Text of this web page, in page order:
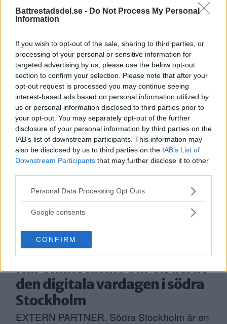
Battrestadsdel.se - Do Not Process My Personal
Information
If you wish to opt-out of the sale, sharing to third parties, or
processing of your personal or sensitive information for
targeted advertising by us, please use the below opt-out
section to confirm your selection. Please note that after your
opt-out request is processed you may continue seeing
interest-based ads based on personal information utilized by
us or personal information disclosed to third parties prior to
your opt-out. You may separately opt-out of the further
disclosure of your personal information by third parties on the
IAB’s list of downstream participants. This information may
also be disclosed by us to third parties on the IAB’s List of
Downstream Participants that may further disclose it to other
Please note that this website/app uses one or more Google
not limited to your visit or usage behaviour. You may click to
use your data for below specified purposes in below Google
consent section.
Personal Data Processing Opt Outs
Google consents
CONFIRM
Publicerad 09:51, 6 augusti 2026
Alice, 17, sätter upp egen
musikal – här är de största
utmaningarna
Alice Stenberg är 17 år och har skrivit, […]
Publicerad 16:16, 5 augusti 2026
Bilist körde på vuxen och barn
på cykel
På måndagskvällen blev två personer som
färdades på […]
Publicerad 08:58, 4 augusti 2026
När onlinecasino blir en del av
den digitala vardagen i södra
Stockholm
EXTERN PARTNER. Södra Stockholm är en